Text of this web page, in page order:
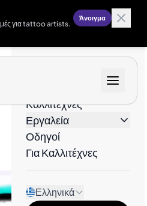
για tattoo artists.
Άνοιγμα
Καλλιτέχνες
Εργαλεία
Οδηγοί
Για Καλλιτέχνες
Ελληνικά